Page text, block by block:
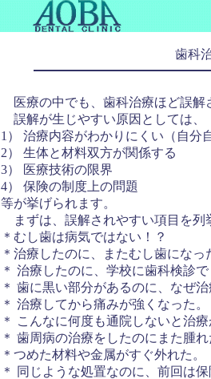
歯科
医療の中でも、歯科治療ほど誤解
誤解が生じやすい原因としては、
1） 治療内容がわかりにくい（自分
2） 生体と材料双方が関係する
3） 医療技術の限界
4） 保険の制度上の問題
等が挙げられます。
まずは、誤解されやすい項目を列
＊むし歯は病気ではない！？
＊治療したのに、またむし歯になっ
＊ 治療したのに、学校に歯科検診
＊ 歯に黒い部分があるのに、なぜ
＊ 治療してから痛みが強くなった。
＊ こんなに何度も通院しないと治
＊ 歯周病の治療をしたのにまた腫れ
＊つめた材料や金属がすぐ外れた。
＊ 同じような処置なのに、前回は